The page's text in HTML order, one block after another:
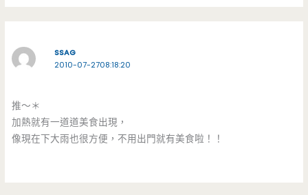
SSAG
2010-07-2708:18:20
推～＊
加熱就有一道道美食出現，
像現在下大雨也很方便，不用出門就有美食啦！！